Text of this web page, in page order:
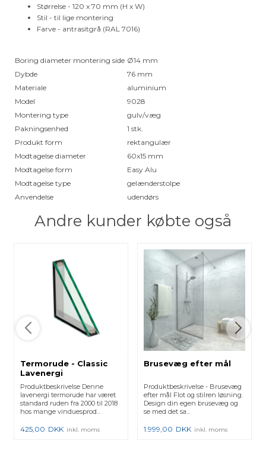
Størrelse - 120 x 70 mm (H x W)
Stil - til lige montering
Farve - antrasitgrå (RAL 7016)
Boring diameter montering side Ø14 mm
Dybde
76 mm
Materiale
aluminium
Model
9028
Montering type
gulv/væg
Pakningsenhed
1 stk.
Produkt form
rektangulær
Modtagelse diameter
60x15 mm
Modtagelse form
Easy Alu
Modtagelse type
gelænderstolpe
Anvendelse
udendørs
Andre kunder købte også
Termorude - Classic
Lavenergi
Produktbeskrivelse Denne
lavenergi termorude har været
standard ruden fra 2000 til 2018
hos mange vinduesprod...
425,00 DKK inkl. moms
Brusevæg efter mål
Produktbeskrivelse - Brusevæg
efter mål Flot og stilren løsning.
Design din egen brusevæg og
se med det sa...
1.999,00 DKK inkl. moms